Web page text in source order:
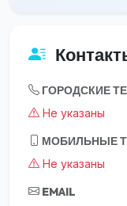
ГОРОДСКИЕ
Не указаны
МОБИЛЬНЫЕ
Не указаны
EMAIL